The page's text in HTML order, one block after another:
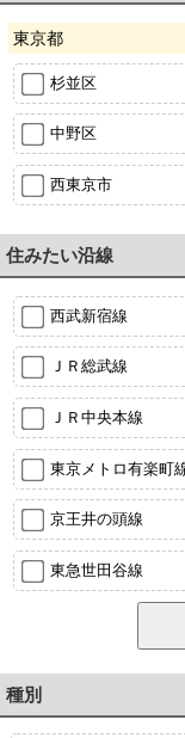
東京都
杉並区
中野区
西東京市
住みたい沿線
西武新宿線
ＪＲ総武線
ＪＲ中央本線
東京メトロ有楽町
京王井の頭線
東急世田谷線
種別